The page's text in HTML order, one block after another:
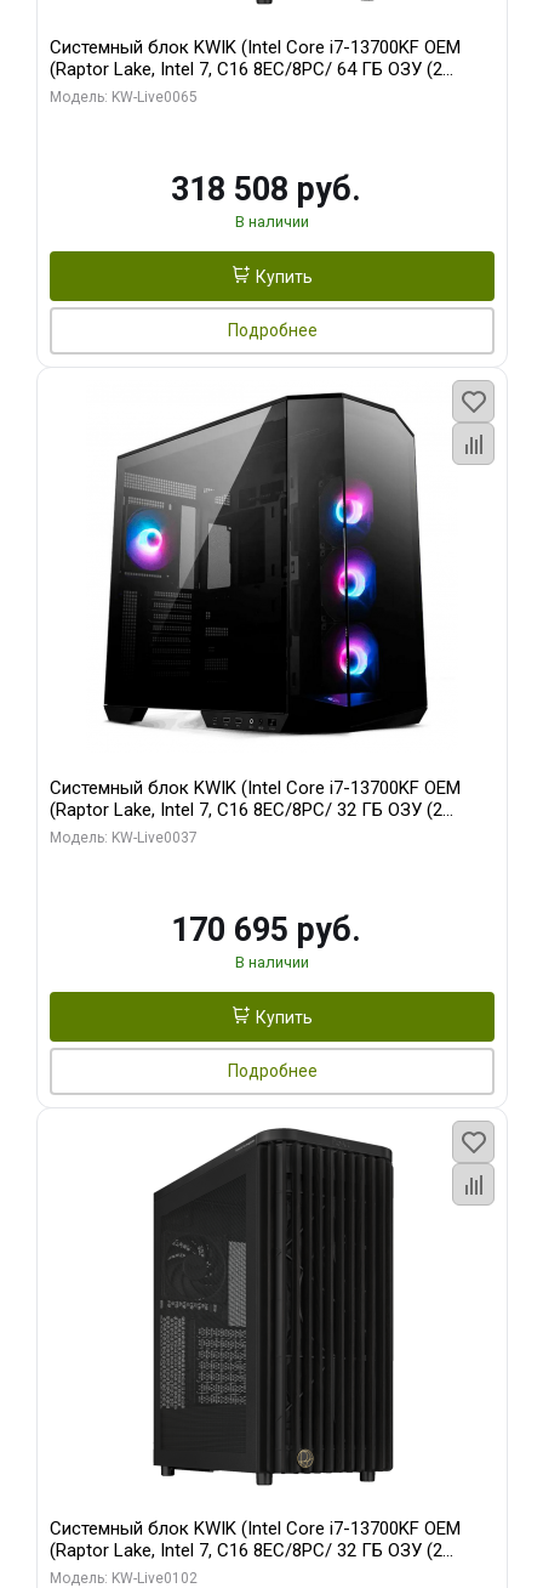
Системный блок KWIK (Intel Core i7-13700KF OEM
(Raptor Lake, Intel 7, C16 8EC/8PC/ 64 ГБ ОЗУ (2
модуля)/ ASUS RTX5080 PROART OC 16GB GDDR7
Модель: KW-Live0065
318 508 руб.
В наличии
Купить
Подробнее
Системный блок KWIK (Intel Core i7-13700KF OEM
(Raptor Lake, Intel 7, C16 8EC/8PC/ 32 ГБ ОЗУ (2
модуля)/ Gigabyte RTX5070 AERO OC 12GB GDDR7
Модель: KW-Live0037
170 695 руб.
В наличии
Купить
Подробнее
Системный блок KWIK (Intel Core i7-13700KF OEM
(Raptor Lake, Intel 7, C16 8EC/8PC/ 32 ГБ ОЗУ (2
модуля)/ Afox RTX4090 24GB GDDR6X 384-Bit 3xDP
Модель: KW-Live0102